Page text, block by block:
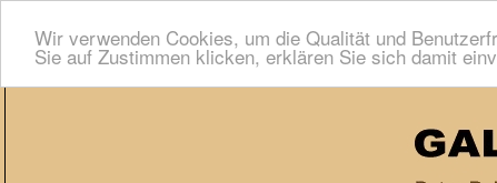
Wir verwenden Cookies, um die Qualität und
Sie auf Zustimmen klicken, erklären Sie sich damit